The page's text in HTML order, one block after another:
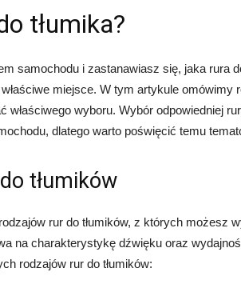
tłumika?
samochodu i zastanawiasz się, jaka rura
właściwe miejsce. W tym artykule omówimy
właściwego wyboru. Wybór odpowiedniej
dlatego warto poświęcić temu
tłumików
rur do tłumików, z których możesz
na charakterystykę dźwięku oraz
rodzajów rur do tłumików: